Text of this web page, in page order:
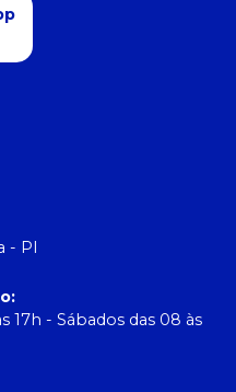
- PI
:
17h - Sábados das 08 às